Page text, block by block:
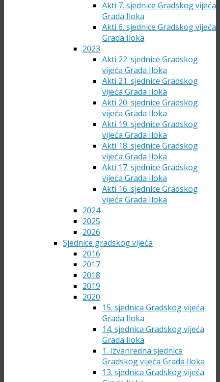
Akti 7. sjednice Gradskog vijeća
Grada Iloka
Akti 6. sjednice Gradskog vijeća
Grada Iloka
2023
Akti 22. sjednice Gradskog
vijeća Grada Iloka
Akti 21. sjednice Gradskog
vijeća Grada Iloka
Akti 20. sjednice Gradskog
vijeća Grada Iloka
Akti 19. sjednice Gradskog
vijeća Grada Iloka
Akti 18. sjednice Gradskog
vijeća Grada Iloka
Akti 17. sjednice Gradskog
vijeća Grada Iloka
Akti 16. sjednice Gradskog
vijeća Grada Iloka
2024
2025
2026
Sjednice gradskog vijeća
2016
2017
2018
2019
2020
15. sjednica Gradskog vijeća
Grada Iloka
14. sjednica Gradskog vijeća
Grada Iloka
1. Izvanredna sjednica
Gradskog vijeća Grada Iloka
13. sjednica Gradskog vijeća